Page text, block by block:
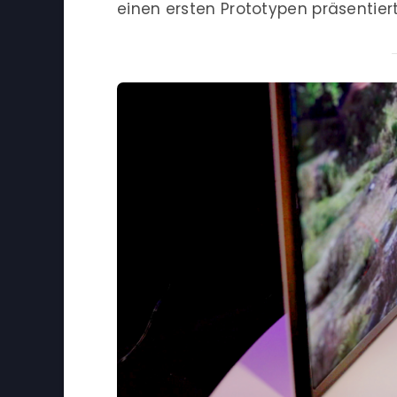
einen ersten Prototypen